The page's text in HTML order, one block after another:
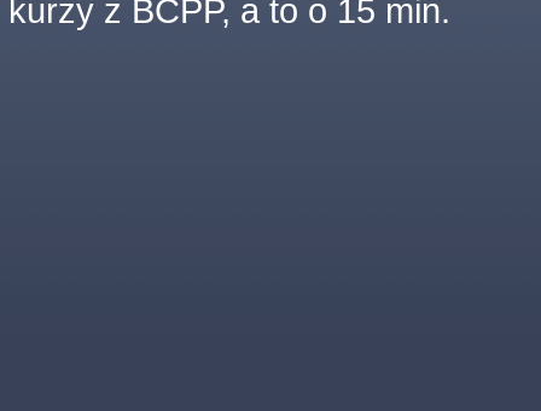
kurzy z BCPP, a to o 15 min.